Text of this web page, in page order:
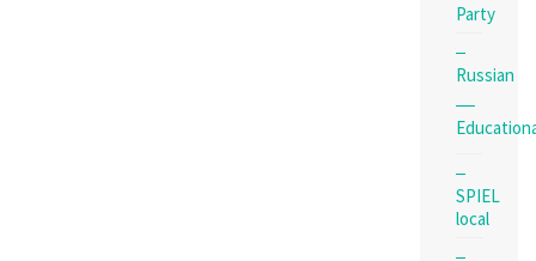
Party
Russian
SPIEL
local